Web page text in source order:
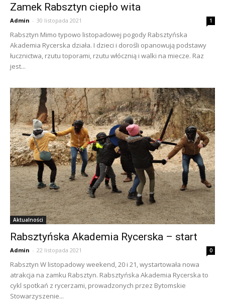
Zamek Rabsztyn ciepło wita
Admin - 30 listopada 2021 1
Rabsztyn Mimo typowo listopadowej pogody Rabsztyńska
Akademia Rycerska działa. I dzieci i dorośli opanowują podstawy
łucznictwa, rzutu toporami, rzutu włócznią i walki na miecze. Raz
jest...
Aktualności
Rabsztyńska Akademia Rycerska – start
Admin - 22 listopada 2021 0
Rabsztyn W listopadowy weekend, 20 i 21, wystartowała nowa
atrakcja na zamku Rabsztyn. Rabsztyńska Akademia Rycerska to
cykl spotkań z rycerzami, prowadzonych przez Bytomskie
Stowarzyszenie...